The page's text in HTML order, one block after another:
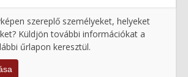
szereplő személyeket, helyeket
Küldjön további információkat a
űrlapon keresztül.